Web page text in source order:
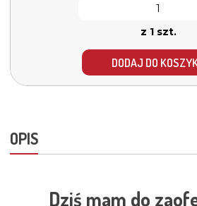
z 1 szt.
DODAJ DO
OPIS
Dziś mam do